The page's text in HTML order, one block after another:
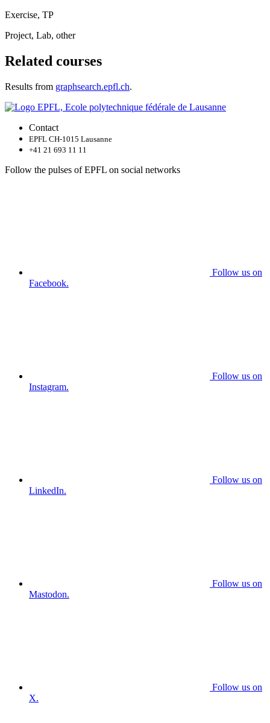
Exercise, TP
Project, Lab, other
Related courses
Results from graphsearch.epfl.ch.
Contact
EPFL CH-1015 Lausanne
+41 21 693 11 11
Follow the pulses of EPFL on social networks
Follow us on
Facebook.
Follow us on
Instagram.
Follow us on
LinkedIn.
Follow us on
Mastodon.
Follow us on
X.